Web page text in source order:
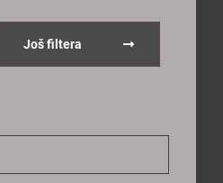
Još filtera